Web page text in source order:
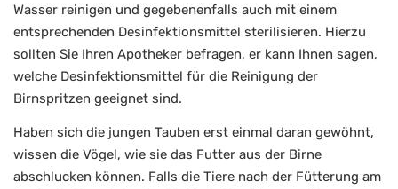
Wasser reinigen und gegebenenfalls auch mit einem
entsprechenden Desinfektionsmittel sterilisieren. Hierzu
sollten Sie Ihren Apotheker befragen, er kann Ihnen sagen,
welche Desinfektionsmittel für die Reinigung der
Birnspritzen geeignet sind.
Haben sich die jungen Tauben erst einmal daran gewöhnt,
wissen die Vögel, wie sie das Futter aus der Birne
abschlucken können. Falls die Tiere nach der Fütterung am